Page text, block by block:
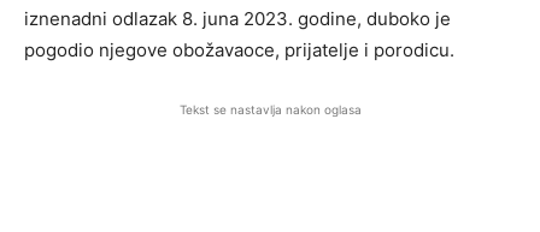
iznenadni odlazak 8. juna 2023. godine, duboko je
pogodio njegove obožavaoce, prijatelje i porodicu.
Tekst se nastavlja nakon oglasa